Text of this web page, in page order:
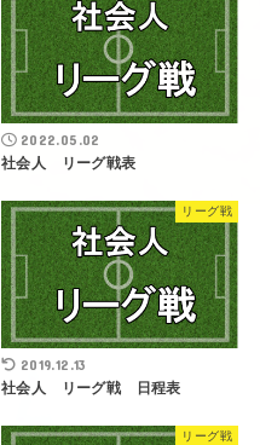
2022.05.02
社会人 リーグ戦表
リーグ戦
2019.12.13
社会人 リーグ戦 日程表
リーグ戦